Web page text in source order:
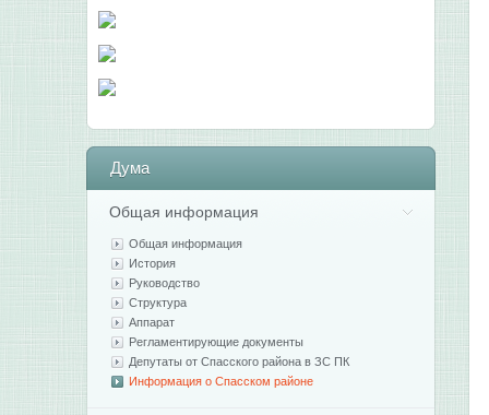
Дума
Общая информация
Общая информация
История
Руководство
Структура
Аппарат
Регламентирующие документы
Депутаты от Спасского района в ЗС ПК
Информация о Спасском районе